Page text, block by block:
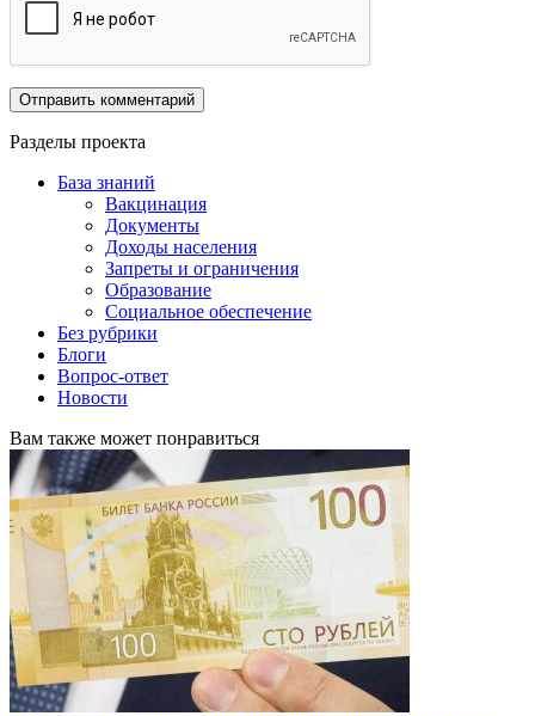
Разделы проекта
База знаний
Вакцинация
Документы
Доходы населения
Запреты и ограничения
Образование
Социальное обеспечение
Без рубрики
Блоги
Вопрос-ответ
Новости
Вам также может понравиться